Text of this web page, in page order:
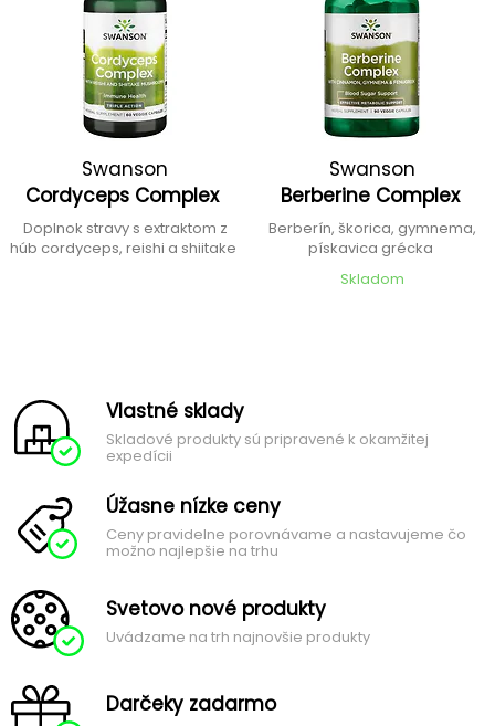
Swanson
Cordyceps Complex
Doplnok stravy s extraktom z
húb cordyceps, reishi a shiitake
Swanson
Berberine Complex
Berberín, škorica, gymnema,
pískavica grécka
Skladom
Vlastné sklady
Skladové produkty sú pripravené k okamžitej
expedícii
Úžasne nízke ceny
Ceny pravidelne porovnávame a nastavujeme čo
možno najlepšie na trhu
Svetovo nové produkty
Uvádzame na trh najnovšie produkty
Darčeky zadarmo